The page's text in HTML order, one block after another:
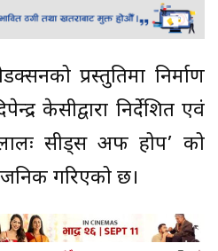
प्रस्तुतिमा निर्माण
केसीद्वारा निर्देशित एवं
सीड्स अफ होप’ को
गरिएको छ।